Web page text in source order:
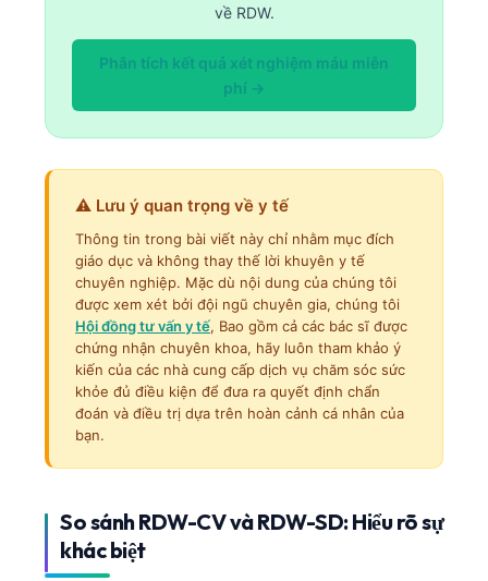
về RDW.
Phân tích kết quả xét nghiệm máu miễn
phí →
⚠️ Lưu ý quan trọng về y tế
Thông tin trong bài viết này chỉ nhằm mục đích
giáo dục và không thay thế lời khuyên y tế
chuyên nghiệp. Mặc dù nội dung của chúng tôi
được xem xét bởi đội ngũ chuyên gia, chúng tôi
Hội đồng tư vấn y tế, Bao gồm cả các bác sĩ được
chứng nhận chuyên khoa, hãy luôn tham khảo ý
kiến của các nhà cung cấp dịch vụ chăm sóc sức
khỏe đủ điều kiện để đưa ra quyết định chẩn
đoán và điều trị dựa trên hoàn cảnh cá nhân của
bạn.
So sánh RDW-CV và RDW-SD: Hiểu rõ sự
khác biệt